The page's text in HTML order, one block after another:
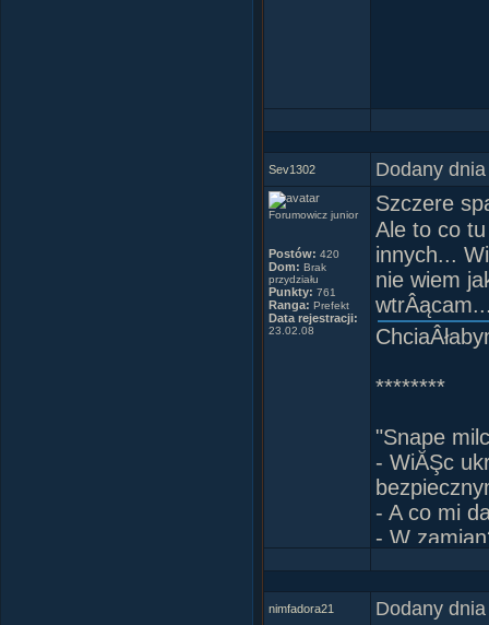
Jestem
Sev1302 Dodany
Forumowicz junior
Postów: 420
Dom: Brak
przydziału
Punkty: 761
Ranga: Prefekt
Data rejestracji:
23.02.08
Szczere
Ale to co
innych...
nie wiem
********
"Snape
- WiĂŞc
- A co mi
- W
********
nimfadora21 Dodany